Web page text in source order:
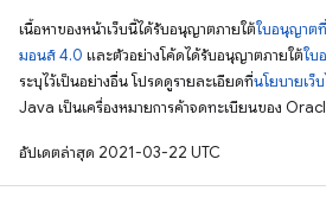
เนื้อหาของหน้าเว็บนี้ได้รับอนุญาตภายใต้ใบอนุญาต
มอนส์ 4.0 และตัวอย่างโค้ดได้รับอนุญาตภายใต้ใบ
ระบุไว้เป็นอย่างอื่น โปรดดูรายละเอียดที่นโยบายเ
Java เป็นเครื่องหมายการค้าจดทะเบียนของ
อัปเดตล่าสุด 2021-03-22 UTC